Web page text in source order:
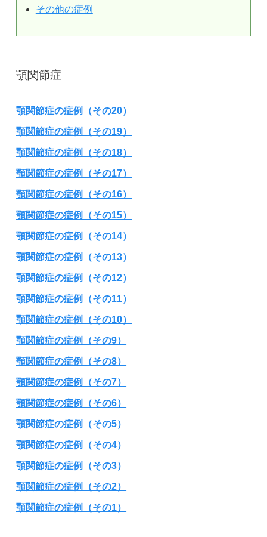
その他の症例
顎関節症
顎関節症の症例（その20）
顎関節症の症例（その19）
顎関節症の症例（その18）
顎関節症の症例（その17）
顎関節症の症例（その16）
顎関節症の症例（その15）
顎関節症の症例（その14）
顎関節症の症例（その13）
顎関節症の症例（その12）
顎関節症の症例（その11）
顎関節症の症例（その10）
顎関節症の症例（その9）
顎関節症の症例（その8）
顎関節症の症例（その7）
顎関節症の症例（その6）
顎関節症の症例（その5）
顎関節症の症例（その4）
顎関節症の症例（その3）
顎関節症の症例（その2）
顎関節症の症例（その1）